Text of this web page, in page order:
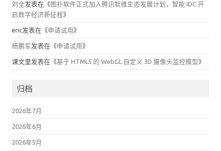
刘全发表在《 图扑软件正式加入腾讯智维生态发展计划，智能 IDC 开
启数字经济新征程》
eric发表在《申请试用 》
杨鹏军发表在《申请试用 》
课文里发表在《基于 HTML5 的 WebGL 自定义 3D 摄像头监控模型》
归档
2026年7月
2026年6月
2026年5月